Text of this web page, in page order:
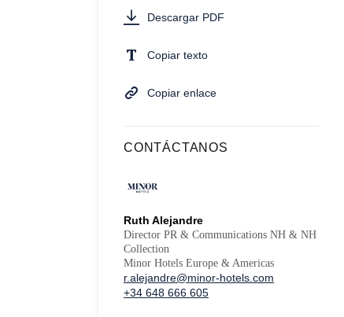
Descargar PDF
Copiar texto
Copiar enlace
CONTÁCTANOS
Ruth Alejandre
Director PR & Communications NH & NH
Collection
Minor Hotels Europe & Americas
r.alejandre@minor-hotels.com
+34 648 666 605